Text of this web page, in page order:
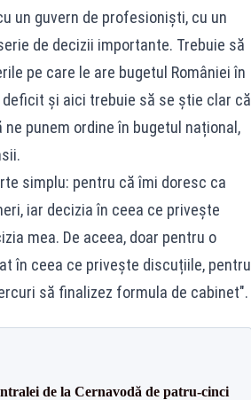
un guvern de profesioniști, cu un
de decizii importante. Trebuie să
pe care le are bugetul României în
și aici trebuie să se știe clar că
punem ordine în bugetul național,
simplu: pentru că îmi doresc ca
iar decizia în ceea ce privește
mea. De aceea, doar pentru o
în ceea ce privește discuțiile, pentru
să finalizez formula de cabinet".
de la Cernavodă de patru-cinci